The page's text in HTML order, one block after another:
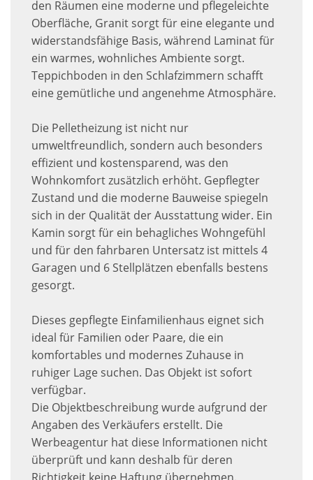
den Räumen eine moderne und pflegeleichte
Oberfläche, Granit sorgt für eine elegante und
widerstandsfähige Basis, während Laminat für
ein warmes, wohnliches Ambiente sorgt.
Teppichboden in den Schlafzimmern schafft
eine gemütliche und angenehme Atmosphäre.
Die Pelletheizung ist nicht nur
umweltfreundlich, sondern auch besonders
effizient und kostensparend, was den
Wohnkomfort zusätzlich erhöht. Gepflegter
Zustand und die moderne Bauweise spiegeln
sich in der Qualität der Ausstattung wider. Ein
Kamin sorgt für ein behagliches Wohngefühl
und für den fahrbaren Untersatz ist mittels 4
Garagen und 6 Stellplätzen ebenfalls bestens
gesorgt.
Dieses gepflegte Einfamilienhaus eignet sich
ideal für Familien oder Paare, die ein
komfortables und modernes Zuhause in
ruhiger Lage suchen. Das Objekt ist sofort
verfügbar.
Die Objektbeschreibung wurde aufgrund der
Angaben des Verkäufers erstellt. Die
Werbeagentur hat diese Informationen nicht
überprüft und kann deshalb für deren